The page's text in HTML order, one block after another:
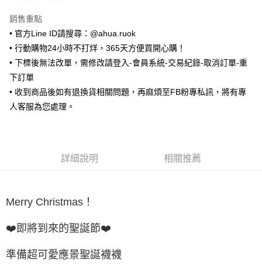
ATM付款
全家取貨付款
每筆NT$65，滿NT$688(含以上)免運費
付款後全家取貨
每筆NT$65，滿NT$688(含以上)免運費
每筆NT$80，滿NT$1,000(含以上)免運費
宅配(外島)
銷售重點
• 官方Line ID請搜尋：@ahua.ruok
• 行動購物24小時不打烊，365天方便買開心購！
• 下標後無法改單，需修改請登入-會員系統-交易紀錄-取消訂單-重
下訂單
• 收到商品後如有退換貨相關問題，再麻煩至FB粉專私訊，將有專
人客服為您處理。
詳細說明 相關推薦
Merry Christmas！
❤️即將到來的聖誕節❤️
準備超可愛應景聖誕襪襪